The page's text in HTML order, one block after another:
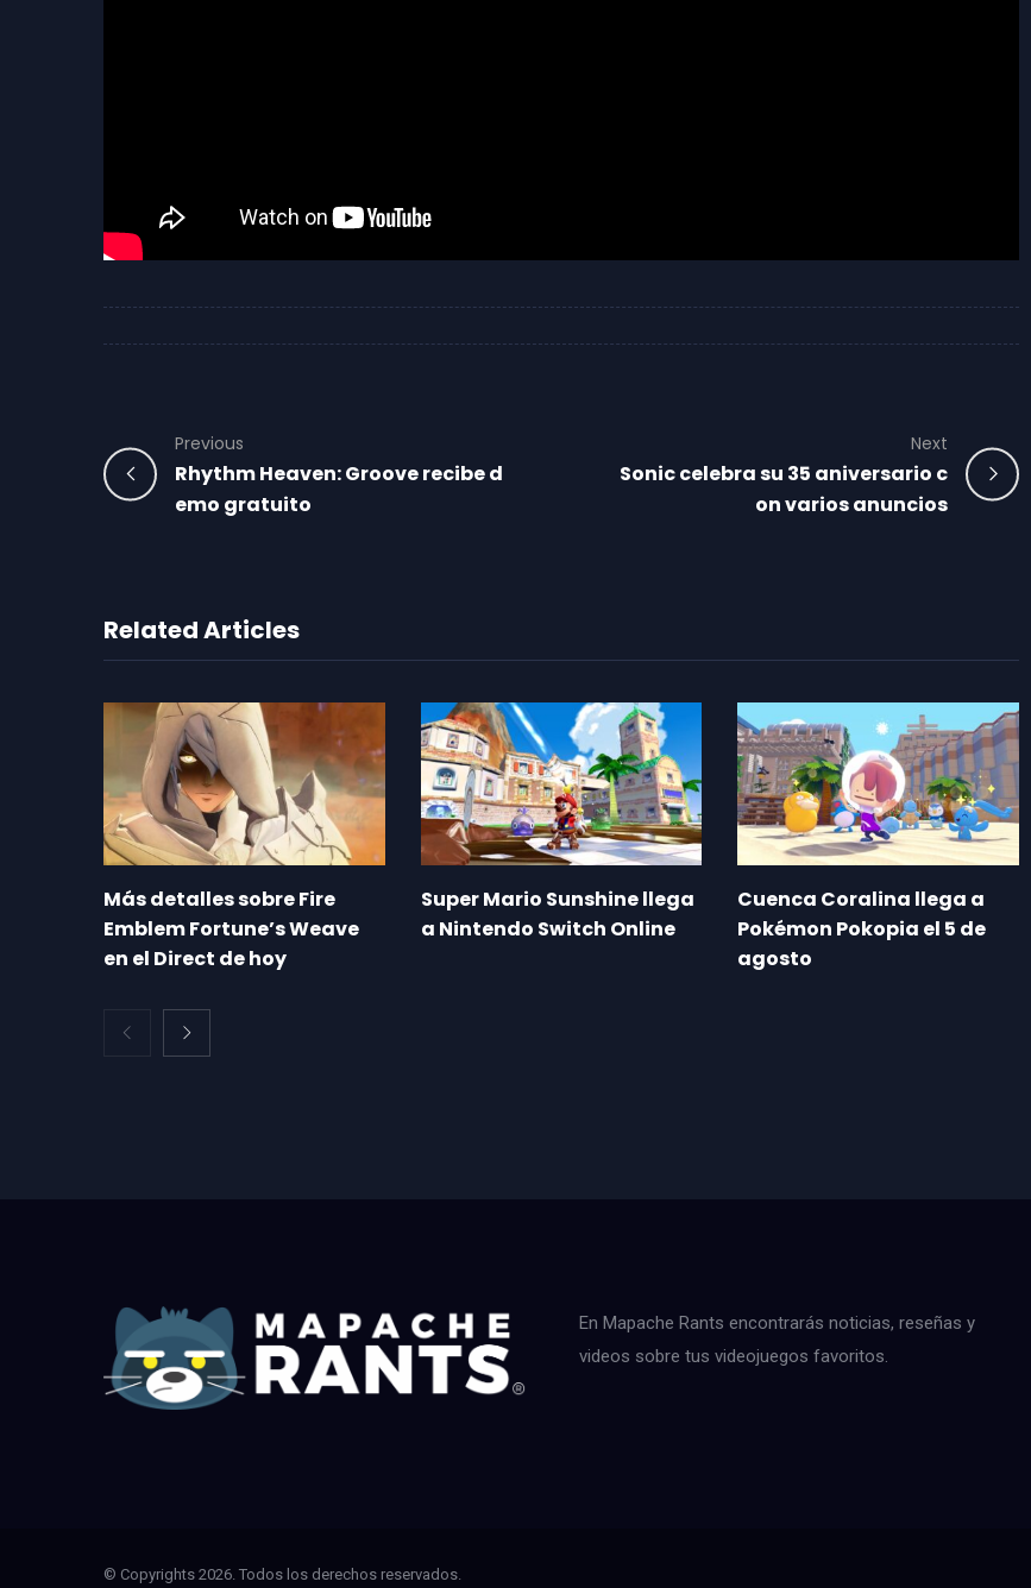
Previous
Rhythm Heaven: Groove recibe d
emo gratuito
Next
Sonic celebra su 35 aniversario c
on varios anuncios
Related Articles
Más detalles sobre Fire
Emblem Fortune’s Weave
en el Direct de hoy
Super Mario Sunshine llega
a Nintendo Switch Online
Cuenca Coralina llega a
Pokémon Pokopia el 5 de
agosto
En Mapache Rants encontrarás noticias, reseñas y
videos sobre tus videojuegos favoritos.
© Copyrights 2026. Todos los derechos reservados.